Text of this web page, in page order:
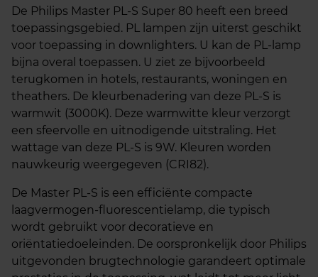
De Philips Master PL-S Super 80 heeft een breed
toepassingsgebied. PL lampen zijn uiterst geschikt
voor toepassing in downlighters. U kan de PL-lamp
bijna overal toepassen. U ziet ze bijvoorbeeld
terugkomen in hotels, restaurants, woningen en
theathers. De kleurbenadering van deze PL-S is
warmwit (3000K). Deze warmwitte kleur verzorgt
een sfeervolle en uitnodigende uitstraling. Het
wattage van deze PL-S is 9W. Kleuren worden
nauwkeurig weergegeven (CRI82).
De Master PL-S is een efficiënte compacte
laagvermogen-fluorescentielamp, die typisch
wordt gebruikt voor decoratieve en
oriëntatiedoeleinden. De oorspronkelijk door Philips
uitgevonden brugtechnologie garandeert optimale